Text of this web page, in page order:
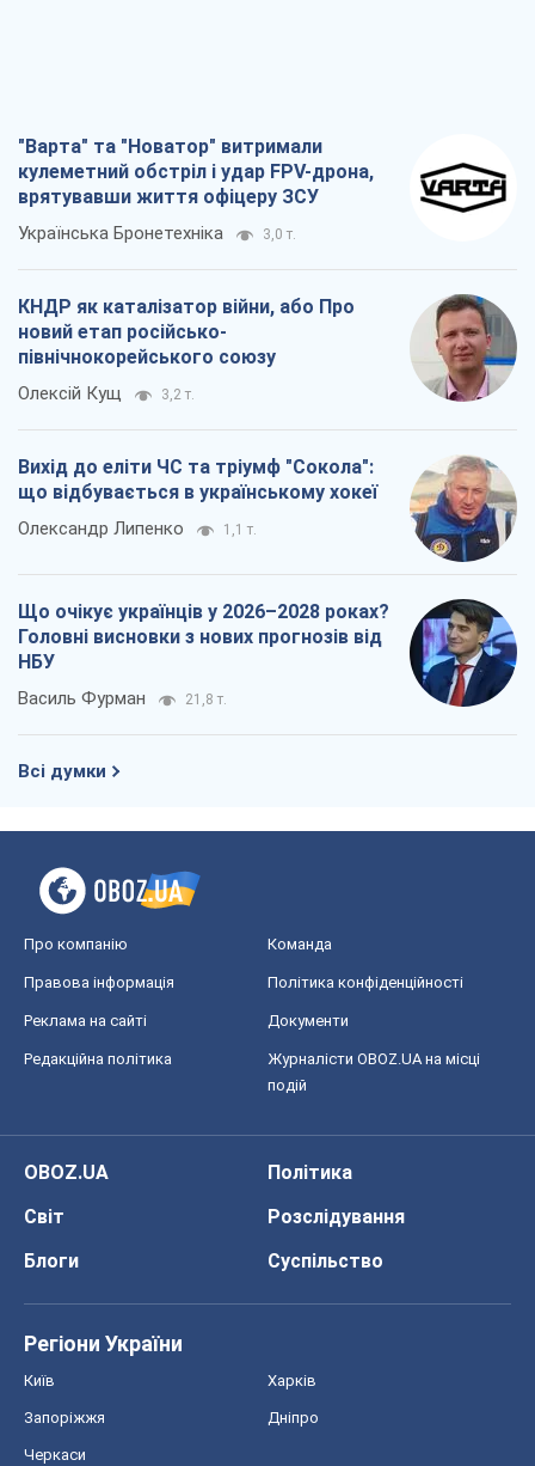
"Варта" та "Новатор" витримали
кулеметний обстріл і удар FPV-дрона,
врятувавши життя офіцеру ЗСУ
Українська Бронетехніка 3,0 т.
КНДР як каталізатор війни, або Про
новий етап російсько-
північнокорейського союзу
Олексій Кущ 3,2 т.
Вихід до еліти ЧС та тріумф "Сокола":
що відбувається в українському хокеї
Олександр Липенко 1,1 т.
Що очікує українців у 2026–2028 роках?
Головні висновки з нових прогнозів від
НБУ
Василь Фурман 21,8 т.
Всі думки
Про компанію Команда
Правова інформація Політика конфіденційності
Реклама на сайті Документи
Редакційна політика
Журналісти OBOZ.UA на місці
подій
OBOZ.UA
Політика
Світ
Розслідування
Блоги
Суспільство
Регіони України
Київ Харків
Запоріжжя Дніпро
Черкаси